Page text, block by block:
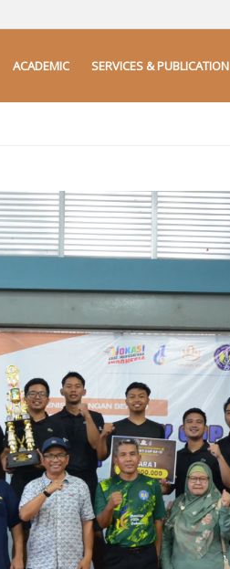
ACADEMIC SERVICES & PUBLICATION